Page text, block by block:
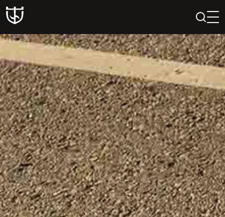
PAIEŠKA
PROFILIS
KREPŠELIS
Teatras
ISTORIJA
KŪRĖJAI